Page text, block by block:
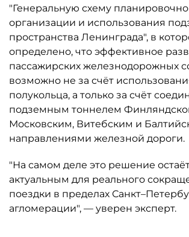
"Генеральную схему
организации и использования
пространства Ленинграда", в
определено, что эффективное
пассажирских железнодорожных
возможно не за счёт
полукольца, а только за счёт
подземным тоннелем
Московским, Витебским и
направлениями железной дороги.
"На самом деле это решение
актуальным для реального
поездки в пределах
агломерации", — уверен эксперт.